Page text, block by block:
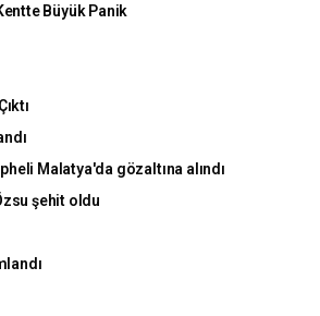
Büyük Panik
Malatya'da gözaltına alındı
şehit oldu